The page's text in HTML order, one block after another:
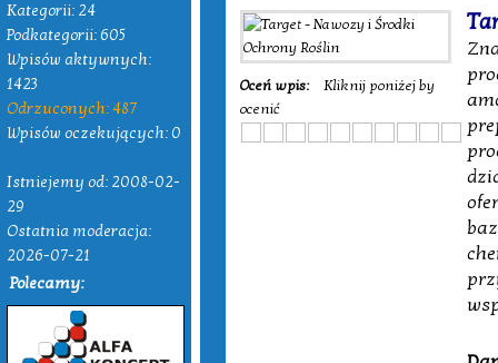
Kategorii: 24
Podkategorii: 605
Wpisów aktywnych:
1423
Odrzuconych: 487
Wpisów oczekujących: 0
Istniejemy od: 2008-02-
29
Ostatnia moderacja:
2026-07-21
Polecamy:
Oceń wpis:
Kliknij poniżej by
ocenić